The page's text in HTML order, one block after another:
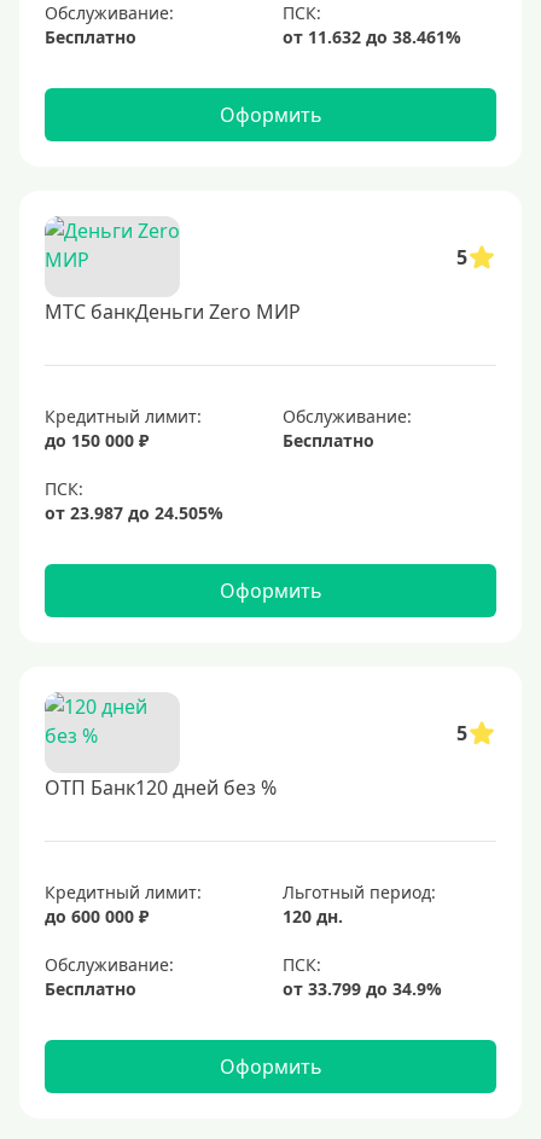
Обслуживание:
Бесплатно
Оформить
5
МТС банкДеньги Zero МИР
Кредитный лимит:
до 150 000 ₽
Обслуживание:
Бесплатно
Оформить
5
ОТП Банк120 дней без %
Кредитный лимит:
до 600 000 ₽
Льготный период:
120 дн.
Обслуживание:
Бесплатно
Оформить